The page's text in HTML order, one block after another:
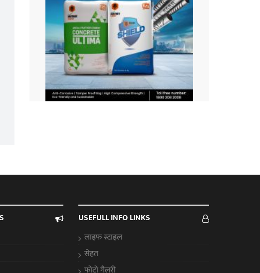
USEFULL INFO LINKS
लाइफ स्टाइल
सेहत